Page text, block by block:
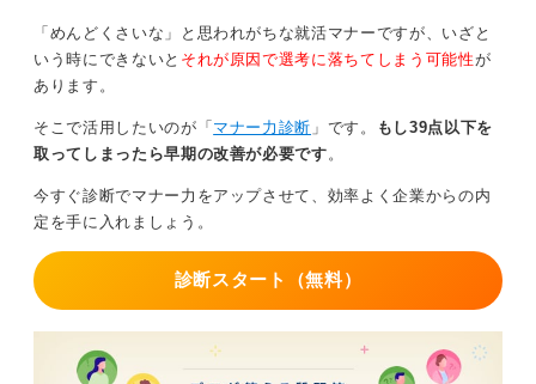
「めんどくさいな」と思われがちな就活マナーですが、いざと
いう時にできないと それが原因で選考に落ちてしまう可能性が
あります。
そこで活用したいのが「 マナー力診断 」です。
もし39点以下を
取ってしまったら早期の改善が必要です。
今すぐ診断でマナー力をアップさせて、効率よく企業からの内
定を手に入れましょう。
診断スタート（無料）